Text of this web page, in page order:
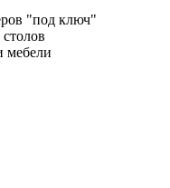
"под ключ"
мебели